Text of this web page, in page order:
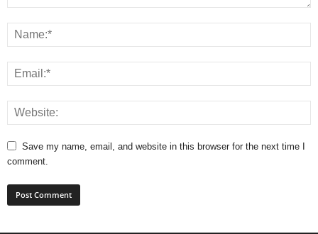
Save my name, email, and website in this browser for the next time I
comment.